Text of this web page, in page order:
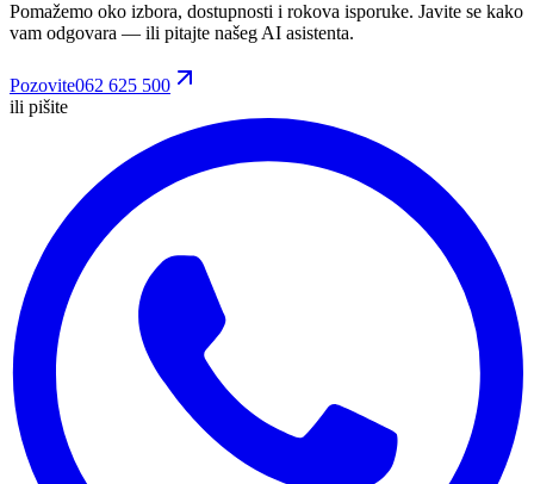
Pomažemo oko izbora, dostupnosti i rokova isporuke. Javite se kako
vam odgovara — ili pitajte našeg AI asistenta.
Pozovite062 625 500
ili pišite